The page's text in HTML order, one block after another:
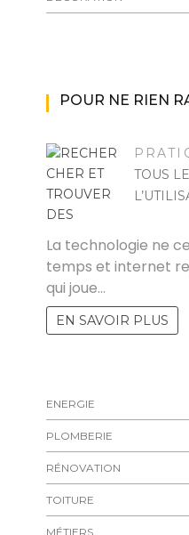
POUR NE RIEN
TOUS
La technologie ne
temps et internet
qui joue…
EN SAVOIR PLUS
ENERGIE
PLOMBERIE
RÉNOVATION
TOITURE
MÉTIERS